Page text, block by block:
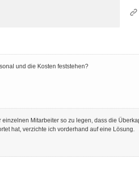
und die Kosten feststehen?
Mitarbeiter so zu legen, dass die
hat, verzichte ich vorderhand auf eine Lösung.